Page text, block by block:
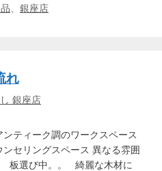
銀座店
れ
銀座店
ティーク調のワークスペース
セリングスペース 異なる雰囲
板選び中。。 綺麗な木材に